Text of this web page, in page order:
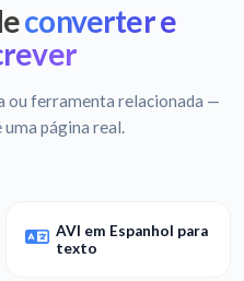
converter e
ou ferramenta relacionada —
uma página real.
AVI em Espanhol para
texto